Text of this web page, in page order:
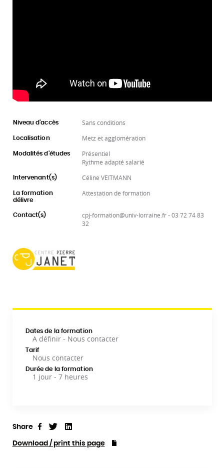
Niveau d'accès Sans conditions
Localisation Metz et agglomération
Modalités d'études
Présentiel
Rythme adapté salarié
Intervenant(s) Céline VEITMANN
La formation
délivre
Attestation de formation
Contact(s)
cpj-formation@univ-lorraine.fr - 03 72 74 83
32
Dates de la formation
A définir - Nous contacter
Tarif
Nous contacter
Durée de la formation
1 jour - 7 heures
Share ShareTweet
Download / print this page